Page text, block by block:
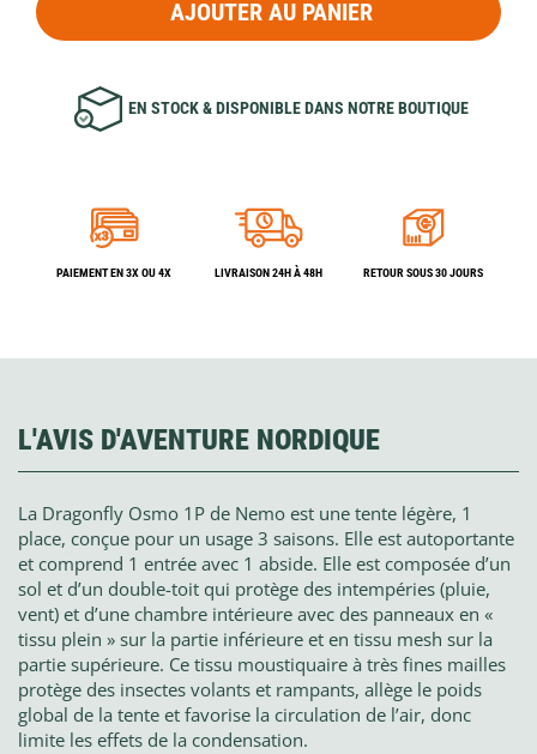
AJOUTER AU PANIER
EN STOCK & DISPONIBLE DANS NOTRE BOUTIQUE
PAIEMENT EN 3X OU 4X LIVRAISON 24H À 48H RETOUR SOUS 30 JOURS
L'AVIS D'AVENTURE NORDIQUE
La Dragonfly Osmo 1P de Nemo est une tente légère, 1
place, conçue pour un usage 3 saisons. Elle est autoportante
et comprend 1 entrée avec 1 abside. Elle est composée d’un
sol et d’un double-toit qui protège des intempéries (pluie,
vent) et d’une chambre intérieure avec des panneaux en «
tissu plein » sur la partie inférieure et en tissu mesh sur la
partie supérieure. Ce tissu moustiquaire à très fines mailles
protège des insectes volants et rampants, allège le poids
global de la tente et favorise la circulation de l’air, donc
limite les effets de la condensation.